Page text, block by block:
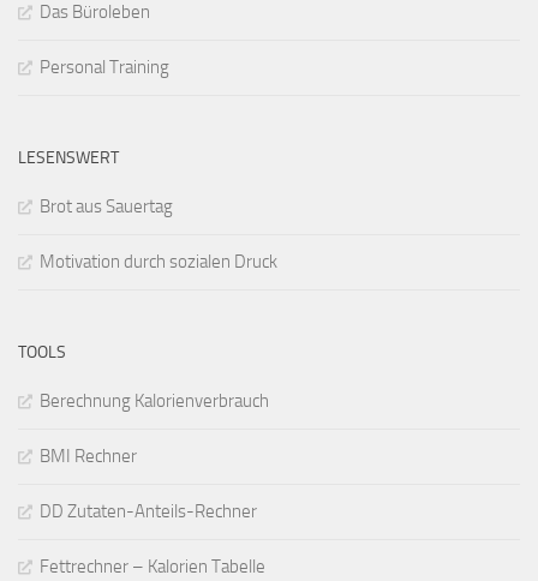
Das Büroleben
Personal Training
LESENSWERT
Brot aus Sauertag
Motivation durch sozialen Druck
TOOLS
Berechnung Kalorienverbrauch
BMI Rechner
DD Zutaten-Anteils-Rechner
Fettrechner – Kalorien Tabelle